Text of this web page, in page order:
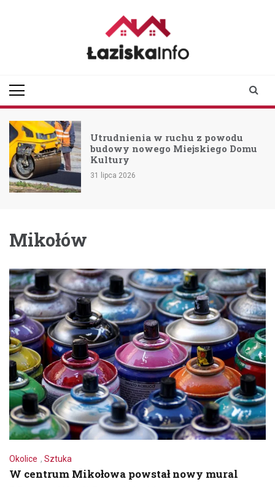
Utrudnienia w ruchu z powodu
budowy nowego Miejskiego Domu
Kultury
31 lipca 2026
Mikołów
Okolice , Sztuka
W centrum Mikołowa powstał nowy mural